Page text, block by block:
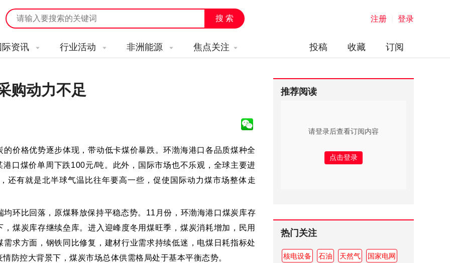
注册 登录
资讯 行业活动 非洲能源 焦点关注 订阅
收藏
投稿
购动力不足
价格优势逐步体现，带动低卡煤价暴跌。环渤海港口各品质煤种全
口煤价单周下跌100元/吨。此外，国际市场也不乐观，全球主要进
还有就是北半球气温比往年要高一些，促使国际动力煤市场整体走
环比回落，原煤释放保持平稳态势。11月份，环渤海港口煤炭库存
煤炭库存继续垒库。进入迎峰度冬用煤旺季，煤炭消耗增加，民用
求方面，钢铁同比修复，建材行业需求持续低迷，电煤日耗指标处
防控大背景下，煤炭市场总体供需格局处于基本平衡态势。
推荐阅读
请登录后查看订阅内容
热门关注
核电设备 石油 天然气
国家电网